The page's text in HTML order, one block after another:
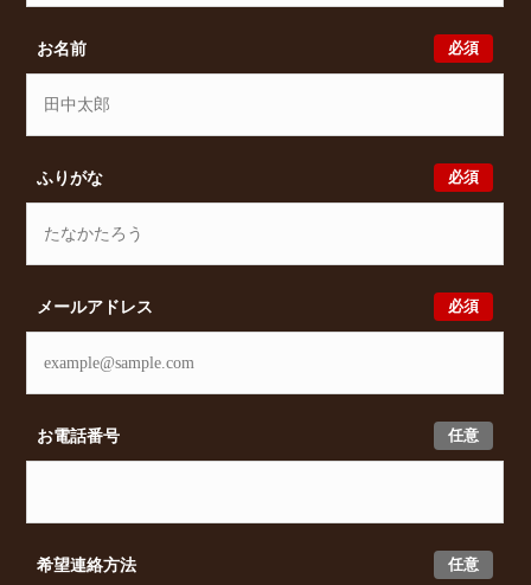
めの賃貸物件をご提案いたします。
必須
お名前
必須
ふりがな
必須
メールアドレス
任意
お電話番号
任意
希望連絡方法